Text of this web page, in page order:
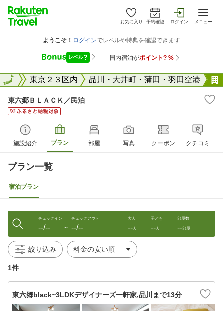
お気に入り 予約確認 ログイン メニュー
京都 東京２３区内 品川・大井町・蒲田・羽田空港
全国
東六郷ＢＬＡＣＫ／民泊
施設紹介 プラン 部屋 写真 クーポン クチコミ
プラン一覧
宿泊プラン
チェックイン
--/-- 〜
チェックアウト
--/--
大人
--人
子ども
--人
部屋数
--部屋
絞り込み
1件
東六郷black~3LDKデザイナーズ一軒家,品川まで13分